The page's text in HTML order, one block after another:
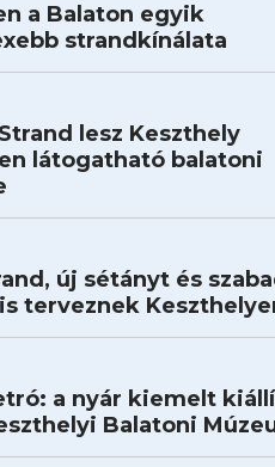
a Balaton egyik
strandkínálata
lesz Keszthely
látogatható balatoni
új sétányt és
terveznek
a nyár kiemelt
Balatoni